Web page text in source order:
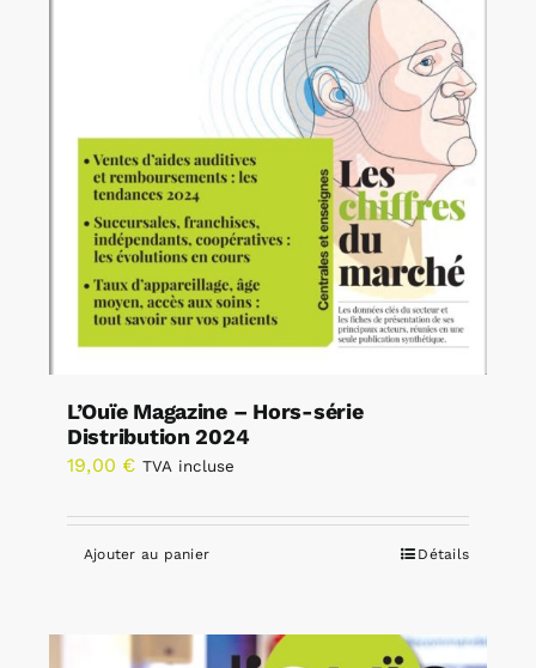
L’Ouïe Magazine – Hors-série
Distribution 2024
19,00 € TVA incluse
Ajouter au panier Détails